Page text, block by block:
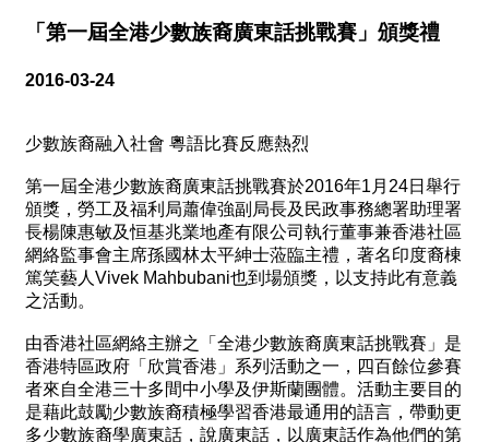
「第一屆全港少數族裔廣東話挑戰賽」頒獎禮
2016-03-24
少數族裔融入社會 粵語比賽反應熱烈
第一屆全港少數族裔廣東話挑戰賽於2016年1月24日舉行
頒獎，勞工及福利局蕭偉強副局長及民政事務總署助理署
長楊陳惠敏及恒基兆業地產有限公司執行董事兼香港社區
網絡監事會主席孫國林太平紳士蒞臨主禮，著名印度裔棟
篤笑藝人Vivek Mahbubani也到場頒獎，以支持此有意義
之活動。
由香港社區網絡主辦之「全港少數族裔廣東話挑戰賽」是
香港特區政府「欣賞香港」系列活動之一，四百餘位參賽
者來自全港三十多間中小學及伊斯蘭團體。活動主要目的
是藉此鼓勵少數族裔積極學習香港最通用的語言，帶動更
多少數族裔學廣東話，說廣東話，以廣東話作為他們的第